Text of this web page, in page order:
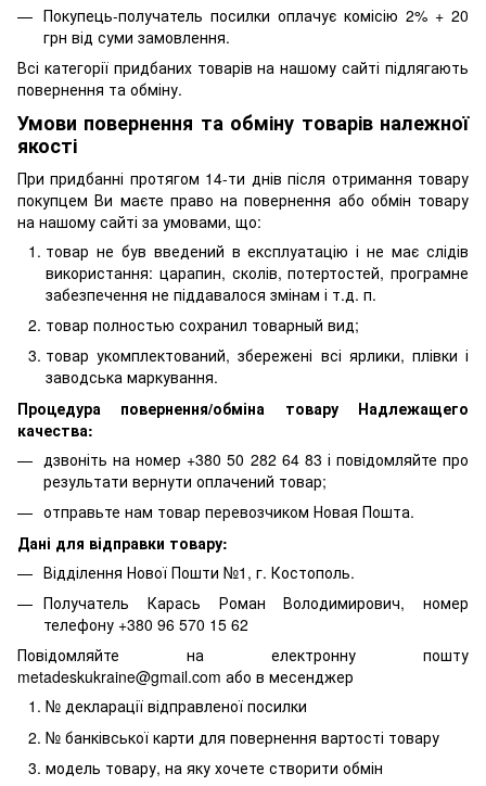
Покупець-получатель посилки оплачує комісію 2% + 20
грн від суми замовлення.
Всі категорії придбаних товарів на нашому сайті підлягають
повернення та обміну.
Умови повернення та обміну товарів належної
якості
При придбанні протягом 14-ти днів після отримання товару
покупцем Ви маєте право на повернення або обмін товару
на нашому сайті за умовами, що:
товар не був введений в експлуатацію і не має слідів
використання: царапин, сколів, потертостей, програмне
забезпечення не піддавалося змінам і т.д. п.
товар полностью сохранил товарный вид;
товар укомплектований, збережені всі ярлики, плівки і
заводська маркування.
Процедура повернення/обміна товару Надлежащего
качества:
дзвоніть на номер +380 50 282 64 83 і повідомляйте про
результати вернути оплачений товар;
отправьте нам товар перевозчиком Новая Пошта.
Дані для відправки товару:
Відділення Нової Пошти №1, г. Костополь.
Получатель Карась Роман Володимирович, номер
телефону +380 96 570 15 62
Повідомляйте на електронну пошту
metadeskukraine@gmail.com або в месенджер
№ декларації відправленої посилки
№ банківської карти для повернення вартості товару
модель товару, на яку хочете створити обмін